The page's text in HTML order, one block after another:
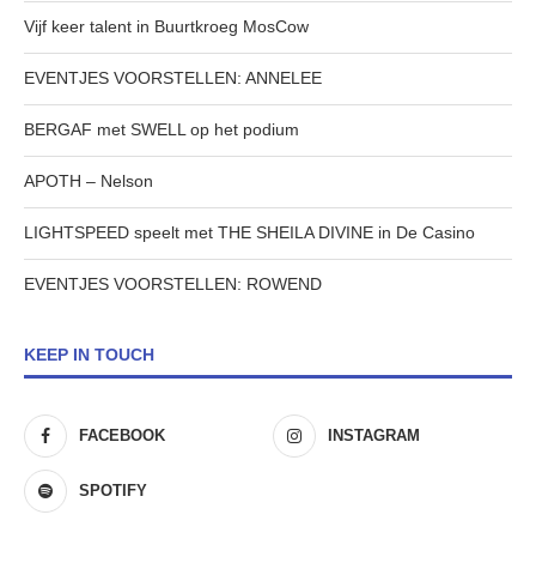
Vijf keer talent in Buurtkroeg MosCow
EVENTJES VOORSTELLEN: ANNELEE
BERGAF met SWELL op het podium
APOTH – Nelson
LIGHTSPEED speelt met THE SHEILA DIVINE in De Casino
EVENTJES VOORSTELLEN: ROWEND
KEEP IN TOUCH
FACEBOOK INSTAGRAM
SPOTIFY